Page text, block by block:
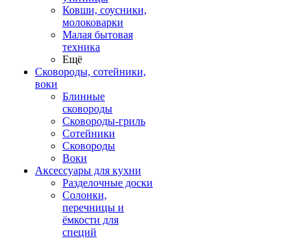
Ковши, соусники,
молоковарки
Малая бытовая
техника
Ещё
Сковороды, сотейники,
воки
Блинные
сковороды
Сковороды-гриль
Сотейники
Сковороды
Воки
Аксессуары для кухни
Разделочные доски
Солонки,
перечницы и
ёмкости для
специй